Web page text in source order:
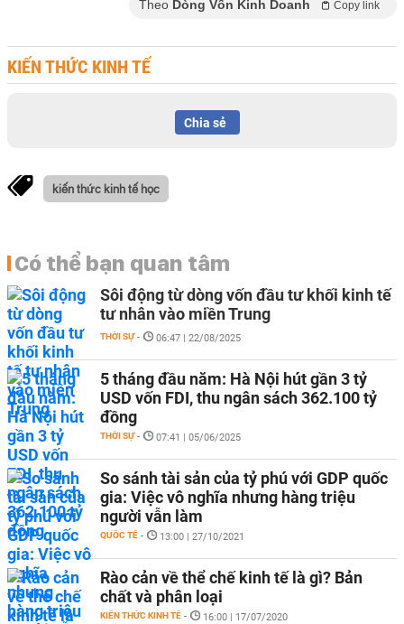
Theo Dòng Vốn Kinh Doanh Copy link
KIẾN THỨC KINH TẾ
Chia sẻ
kiến thức kinh tế học
Có thể bạn quan tâm
Sôi động từ dòng vốn đầu tư khối kinh tế
tư nhân vào miền Trung
THỜI SỰ - 06:47 | 22/08/2025
5 tháng đầu năm: Hà Nội hút gần 3 tỷ
USD vốn FDI, thu ngân sách 362.100 tỷ
đồng
THỜI SỰ - 07:41 | 05/06/2025
So sánh tài sản của tỷ phú với GDP quốc
gia: Việc vô nghĩa nhưng hàng triệu
người vẫn làm
QUỐC TẾ - 13:00 | 27/10/2021
Rào cản về thể chế kinh tế là gì? Bản
chất và phân loại
KIẾN THỨC KINH TẾ - 16:00 | 17/07/2020